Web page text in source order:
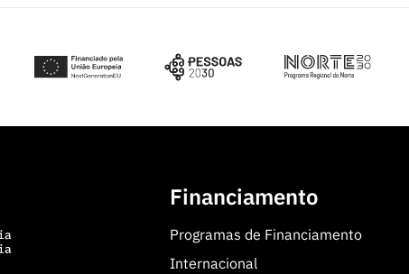
Financiamento
Programas de Financiamento
Internacional